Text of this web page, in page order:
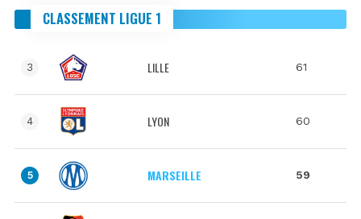
CLASSEMENT LIGUE 1
3 LILLE 61
4 LYON 60
5 MARSEILLE 59